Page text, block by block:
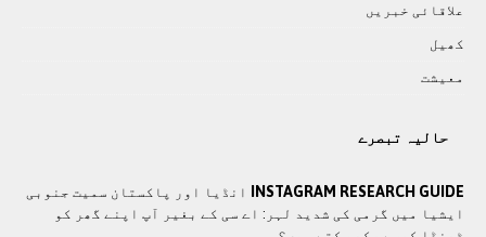
علاقائی خبريں
کھيل
معيشت
حالیہ تبصرے
INSTAGRAM RESEARCH GUIDE انڈیا اور پاکستان سمیت جنوبی
ایشیا میں گرمی کی شدید لہر: اے سی کے بغیر آپ اپنے گھر کو